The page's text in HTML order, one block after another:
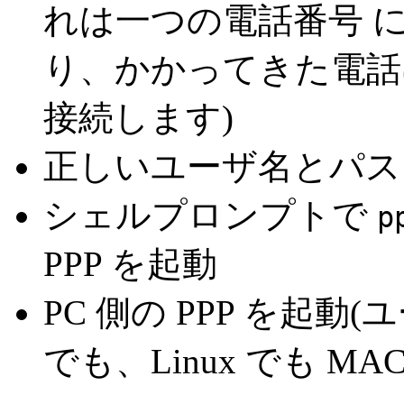
れは一つの電話番号
り、かかってきた電
接続します)
正しいユーザ名とパ
シェルプロンプトで
PPP を起動
PC 側の PPP を起動(
でも、Linux でも